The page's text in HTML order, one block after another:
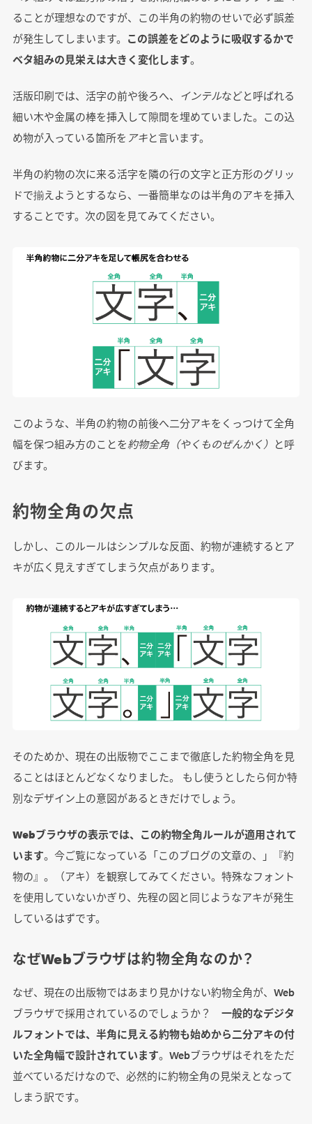
ることが理想なのですが、この半角の約物のせいで必ず誤差
が発生してしまいます。 この誤差をどのように吸収するかで
ベタ組みの見栄えは大きく変化します。
活版印刷では、活字の前や後ろへ、 インテルなどと呼ばれる
細い木や金属の棒を挿入して隙間を埋めていました。この込
め物が入っている箇所を アキと言います。
半角の約物の次に来る活字を隣の行の文字と正方形のグリッ
ドで揃えようとするなら、一番簡単なのは半角のアキを挿入
することです。次の図を見てみてください。
このような、半角の約物の前後へ二分アキをくっつけて全角
幅を保つ組み方のことを約物全角（やくものぜんかく） と呼
びます。
約物全角の欠点
しかし、このルールはシンプルな反面、約物が連続するとア
キが広く見えすぎてしまう欠点があります。
そのためか、現在の出版物でここまで徹底した約物全角を見
ることはほとんどなくなりました。 もし使うとしたら何か特
別なデザイン上の意図があるときだけでしょう。
Webブラウザの表示では、この約物全角ルールが適用されて
います。今ご覧になっている「このブログの文章の、」『約
物の』。（アキ）を観察してみてください。特殊なフォント
を使用していないかぎり、先程の図と同じようなアキが発生
しているはずです。
なぜWebブラウザは約物全角なのか？
なぜ、現在の出版物ではあまり見かけない約物全角が、Web
ブラウザで採用されているのでしょうか？ 一般的なデジタ
ルフォントでは、半角に見える約物も始めから二分アキの付
いた全角幅で設計されています。Webブラウザはそれをただ
並べているだけなので、必然的に約物全角の見栄えとなって
しまう訳です。